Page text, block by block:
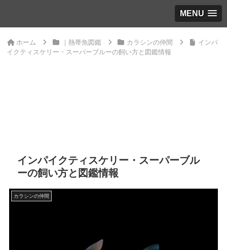
MENU
ホーム ｜熱帯魚図鑑 カラシンの仲間
インパ
イクティスケリー・スーパーブルーの飼い方と図鑑情報
インパイクティスケリー・スーパーブル
ーの飼い方と図鑑情報
カラシンの仲間